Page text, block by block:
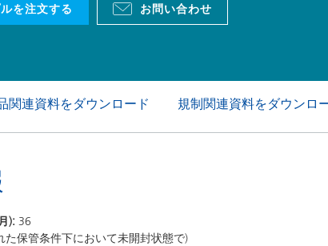
媒
ホームケアおよび業務・工業用洗浄剤
を注文する お問い合わせ
関連資料をダウンロード 規制関連資料をダウンロ
): 36
た保管条件下において未開封状態で)